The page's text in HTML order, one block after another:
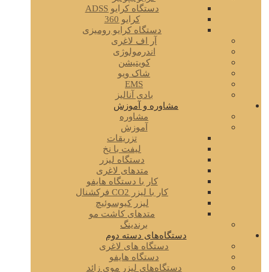
دستگاه کرایو ADSS
کرایو 360
دستگاه کرایو رومیزی
آر اف لاغری
اندرمولوژی
کویتیشن
شاک ویو
EMS
بادی آنالیز
مشاوره و آموزش
مشاوره
آموزش
تزریقات
لیفت با نخ
دستگاه لیزر
متدهای لاغری
کار با دستگاه هایفو
کار با لیزر CO2 فرکشنال
لیزر کیوسوئیچ
متدهای کاشت مو
برندینگ
دستگاه‌های دسته دوم
دستگاه های لاغری
دستگاه هایفو
دستگاه‌های لیزر موی زائد